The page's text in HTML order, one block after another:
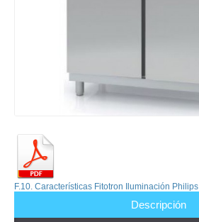
F.10. Características Fitotron Iluminación Philips
Descripción